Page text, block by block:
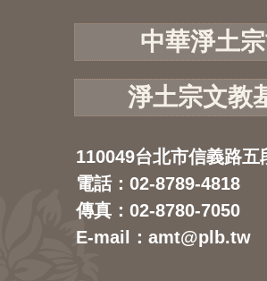
中華淨土
淨土宗文教
110049台北市信義路五
電話：02-8789-4818
傳真：02-8780-7050
E-mail：amt@plb.tw